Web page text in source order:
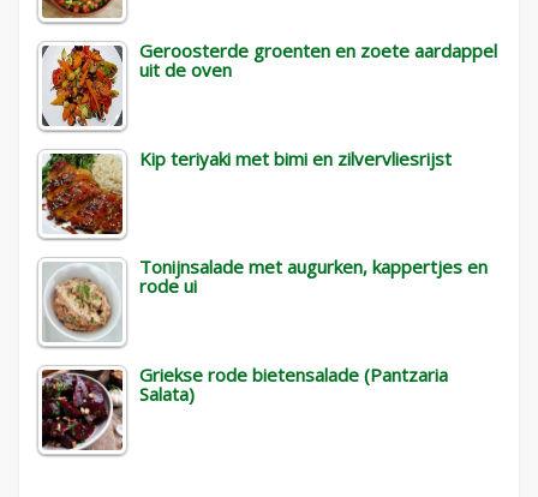
Geroosterde groenten en zoete aardappel
uit de oven
Kip teriyaki met bimi en zilvervliesrijst
Tonijnsalade met augurken, kappertjes en
rode ui
Griekse rode bietensalade (Pantzaria
Salata)